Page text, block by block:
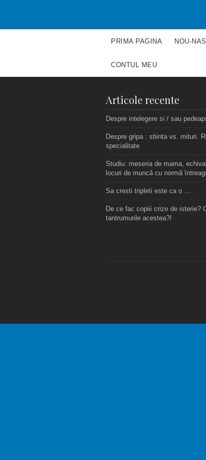
PRIMA PAGINA NOU-
CONTUL MEU
Articole recente
Despre intelegere si / sau
Despre gripa : stiinta vs. mituri.
specialitate
Studiu: meseria de mama,
locuri de muncă cu normă
Sa cresti tripleti este ca o …
De ce fac copiii crize de isterie?
tantrumurile acestea?!